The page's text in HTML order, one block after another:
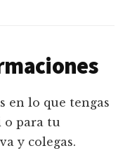
en lo que tengas
o para tu
y colegas.